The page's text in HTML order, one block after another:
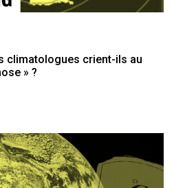
climatologues crient-ils au
» ?